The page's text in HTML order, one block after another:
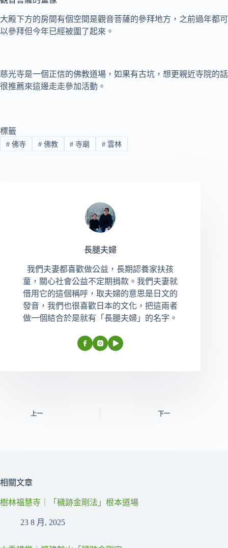
大殿下方的房間有個空間是觀音菩薩的參拜地方，之前過年都可
以參拜但今年已經被圍了起來。
慈光寺是一個正信的佛教道場，如果有古坑，想更親近寺院的話
很推薦來這邊走走參加活動。
標籤
#佛寺 #佛教 # 寺廟 # 雲林
長腿夫婦
我們夫妻都喜歡做公益，長期認養家扶孩
童，關心社會公益不定期捐款。我們夫妻就
借用它的這個稱呼，取夫婦的意思是日文的
發音，我們也很喜歡日本的文化，把這兩者
做一個結合於是就有「長腿夫婦」的名字。
上一 下一
相關文章
樹林福慧寺｜「穢跡金剛法」根本道場
23 8 月, 2025